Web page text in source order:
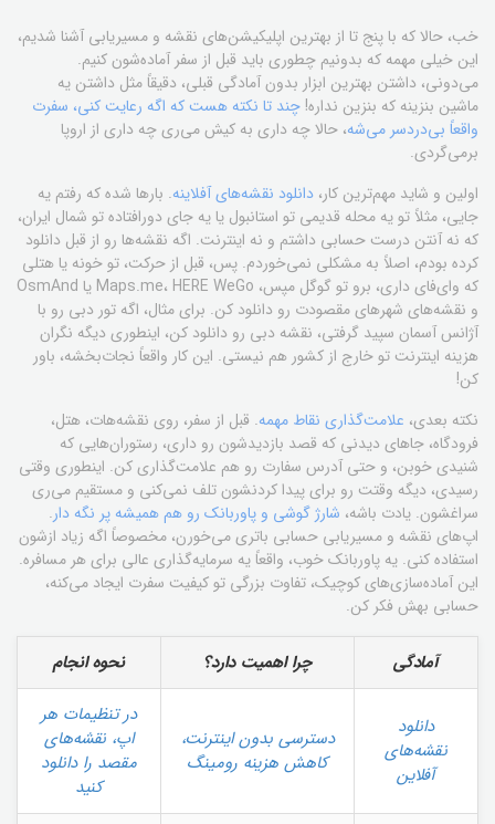
خب، حالا که با پنج تا از بهترین اپلیکیشن‌های نقشه و مسیر‌یابی آشنا شدیم،
این خیلی مهمه که بدونیم چطوری باید قبل از سفر آماده‌شون کنیم.
می‌دونی، داشتن بهترین ابزار بدون آمادگی قبلی، دقیقاً مثل داشتن یه
ماشین بنزینه که بنزین نداره! چند تا نکته هست که اگه رعایت کنی، سفرت
واقعاً بی‌دردسر می‌شه، حالا چه داری به کیش می‌ری چه داری از اروپا
برمی‌گردی.
اولین و شاید مهم‌ترین کار، دانلود نقشه‌های آفلاینه. بارها شده که رفتم یه
جایی، مثلاً تو یه محله قدیمی تو استانبول یا یه جای دورافتاده تو شمال ایران،
که نه آنتن درست حسابی داشتم و نه اینترنت. اگه نقشه‌ها رو از قبل دانلود
کرده بودم، اصلاً به مشکلی نمی‌خوردم. پس، قبل از حرکت، تو خونه یا هتلی
که وای‌فای داری، برو تو گوگل مپس، Maps.me، HERE WeGo یا OsmAnd
و نقشه‌های شهرهای مقصودت رو دانلود کن. برای مثال، اگه تور دبی رو با
آژانس آسمان سپید گرفتی، نقشه دبی رو دانلود کن، اینطوری دیگه نگران
هزینه اینترنت تو خارج از کشور هم نیستی. این کار واقعاً نجات‌بخشه، باور
کن!
نکته بعدی، علامت‌گذاری نقاط مهمه. قبل از سفر، روی نقشه‌هات، هتل،
فرودگاه، جاهای دیدنی که قصد بازدیدشون رو داری، رستوران‌هایی که
شنیدی خوبن، و حتی آدرس سفارت رو هم علامت‌گذاری کن. اینطوری وقتی
رسیدی، دیگه وقتت رو برای پیدا کردنشون تلف نمی‌کنی و مستقیم می‌ری
سراغشون. یادت باشه، شارژ گوشی و پاوربانک رو هم همیشه پر نگه دار.
اپ‌های نقشه و مسیر‌یابی حسابی باتری می‌خورن، مخصوصاً اگه زیاد ازشون
استفاده کنی. یه پاوربانک خوب، واقعاً یه سرمایه‌گذاری عالی برای هر مسافره.
این آماده‌سازی‌های کوچیک، تفاوت بزرگی تو کیفیت سفرت ایجاد می‌کنه،
حسابی بهش فکر کن.
آمادگی چرا اهمیت دارد؟ نحوه انجام
دانلود
نقشه‌های
آفلاین
دسترسی بدون اینترنت،
کاهش هزینه رومینگ
در تنظیمات هر
اپ، نقشه‌های
مقصد را دانلود
کنید